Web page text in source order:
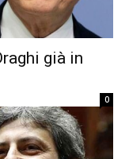
già in
0